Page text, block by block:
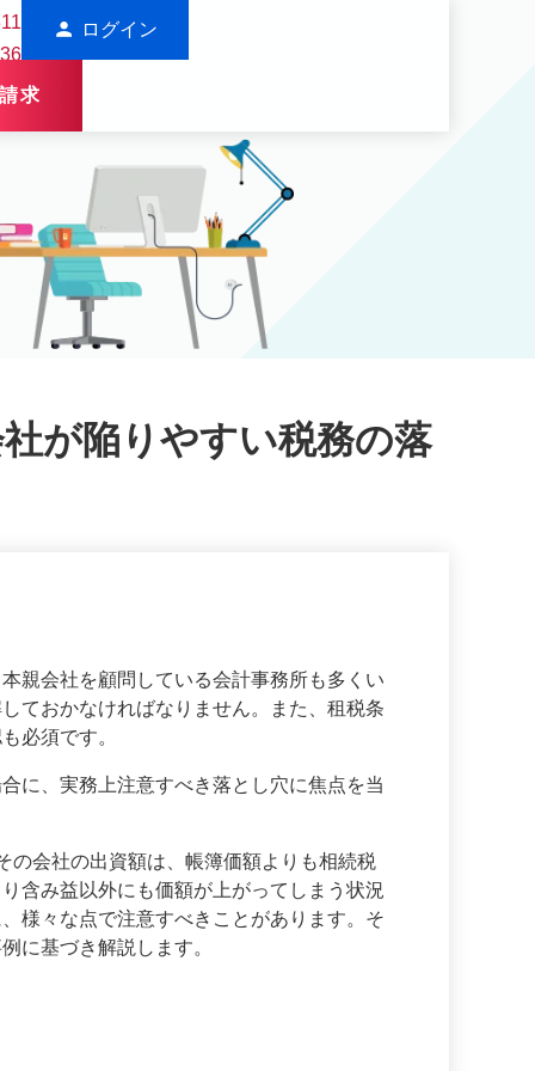
person ログイン
求
が陥りやすい税務の落
親会社を顧問している会計事務所も多くい
ておかなければなりません。また、租税条
必須です。
に、実務上注意すべき落とし穴に焦点を当
会社の出資額は、帳簿価額よりも相続税
含み益以外にも価額が上がってしまう状況
様々な点で注意すべきことがあります。そ
に基づき解説します。